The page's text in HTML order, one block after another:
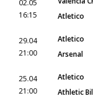
02.05
16:15
Atletico
29.04
21:00
Atletico
Arsenal
25.04
21:00
Atletico
Athletic